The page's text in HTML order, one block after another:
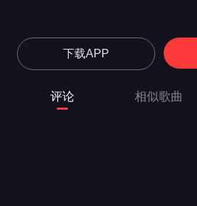
下载APP
评论 相似歌曲